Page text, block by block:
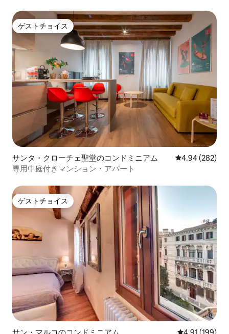
ゲストチョイス
ゲストチョイス
サンタ・クローチェ聖堂のコンドミニアム レビュー282
4.94 (282)
専用中庭付きマンション・アパート
ゲストチョイス
ゲストチョイス